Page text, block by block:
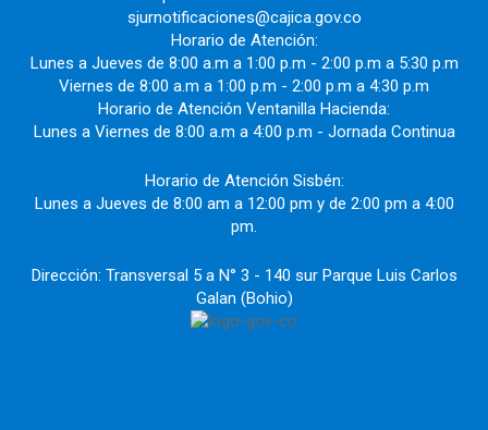
sjurnotificaciones@cajica.gov.co
Horario de Atención:
Lunes a Jueves de 8:00 a.m a 1:00 p.m - 2:00 p.m a 5:30 p.m
Viernes de 8:00 a.m a 1:00 p.m - 2:00 p.m a 4:30 p.m
Horario de Atención Ventanilla Hacienda:
Lunes a Viernes de 8:00 a.m a 4:00 p.m - Jornada Continua
Horario de Atención Sisbén:
Lunes a Jueves de 8:00 am a 12:00 pm y de 2:00 pm a 4:00
pm.
Dirección: Transversal 5 a N° 3 - 140 sur Parque Luis Carlos
Galan (Bohio)